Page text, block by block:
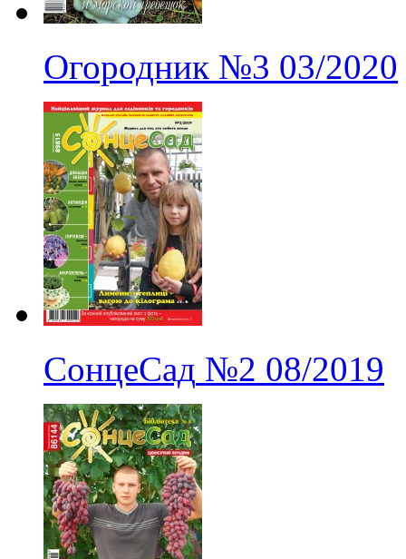
Огородник №3 03/2020
СонцеСад №2 08/2019